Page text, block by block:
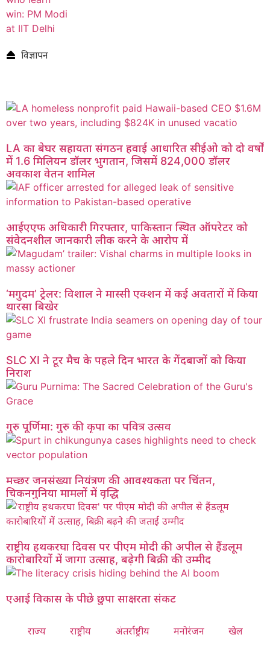
विज्ञापन
LA का बेघर सहायता संगठन हवाई आधारित सीईओ को दो वर्षों
में 1.6 मिलियन डॉलर भुगतान, जिसमें 824,000 डॉलर
अवकाश वेतन शामिल
आईएएफ अधिकारी गिरफ्तार, पाकिस्तान स्थित ऑपरेटर को
संवेदनशील जानकारी लीक करने के आरोप में
‘मगुदम’ ट्रेलर: विशाल ने मास्सी एक्शन में कई अवतारों में किया
थारसा बिखेर
SLC XI ने टूर मैच के पहले दिन भारत के गेंदबाजों को किया
निराश
गुरु पूर्णिमा: गुरु की कृपा का पवित्र उत्सव
मच्छर जनसंख्या नियंत्रण की आवश्यकता पर चिंतन,
चिकनगुनिया मामलों में वृद्धि
राष्ट्रीय हथकरघा दिवस पर पीएम मोदी की अपील से हैंडलूम
कारोबारियों में जागा उत्साह, बढ़ेगी बिक्री की उम्मीद
एआई विकास के पीछे छुपा साक्षरता संकट
राज्य राष्ट्रीय अंतर्राष्ट्रीय मनोरंजन खेल